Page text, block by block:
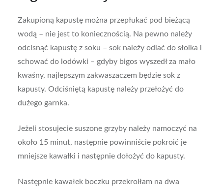
Zakupioną kapustę można przepłukać pod bieżącą
wodą – nie jest to koniecznością. Na pewno należy
odcisnąć kapustę z soku – sok należy odlać do słoika i
schować do lodówki – gdyby bigos wyszedł za mało
kwaśny, najlepszym zakwaszaczem będzie sok z
kapusty. Odciśniętą kapustę należy przełożyć do
dużego garnka.
Jeżeli stosujecie suszone grzyby należy namoczyć na
około 15 minut, następnie powinniście pokroić je
mniejsze kawałki i następnie dołożyć do kapusty.
Następnie kawałek boczku przekroiłam na dwa